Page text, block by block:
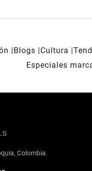
Blogs Cultura
Especiales
Colombia.